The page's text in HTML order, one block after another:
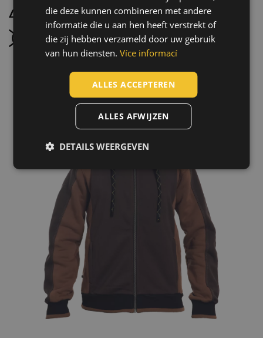
Strijken op maximale temperatuur 110 °C
Niet stomen
ROMANIAN
POLISH
GERMAN
SPANISH
die deze kunnen combineren met andere
informatie die u aan hen heeft verstrekt of
die zij hebben verzameld door uw gebruik
van hun diensten. Více informací
ALLES ACCEPTEREN
ALLES AFWIJZEN
DETAILS WEERGEVEN